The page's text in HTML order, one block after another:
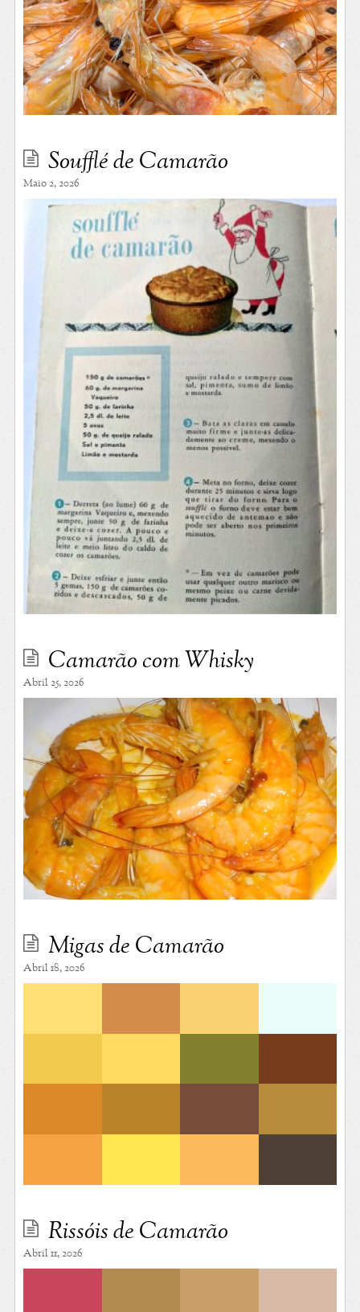
Soufflé de Camarão
Maio 2, 2026
Camarão com Whisky
Abril 25, 2026
Migas de Camarão
Abril 18, 2026
Rissóis de Camarão
Abril 11, 2026